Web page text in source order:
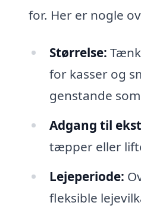
for. Her er nogle
Størrelse:
for kasser og
genstande
Adgang til
tæpper eller
Lejeperiode:
fleksible